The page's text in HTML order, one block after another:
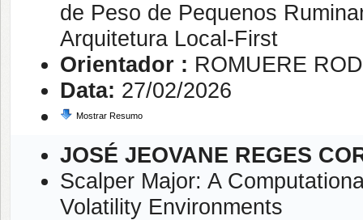
de Peso de Pequenos
Arquitetura Local-First
Orientador : ROMUERE
Data: 27/02/2026
Mostrar Resumo
JOSÉ JEOVANE REGES
Scalper Major: A
Volatility Environments